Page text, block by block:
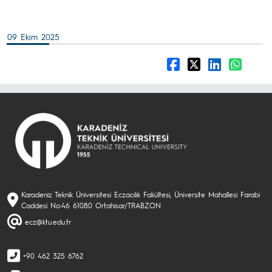
09 Ekim 2025
Karadeniz Teknik Üniversitesi Eczacılık Fakültesi, Üniversite Mahallesi Farabi
Caddesi No:46 61080 Ortahisar/TRABZON
ecz@ktu.edu.tr
+90 462 325 6762